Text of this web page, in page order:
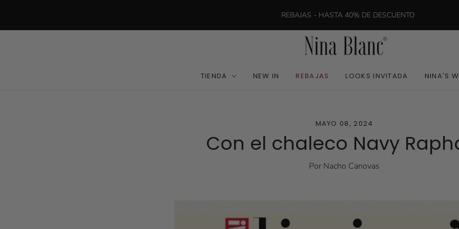
REBAJAS - HASTA 40% DE DESCUENTO
TIENDA NEW IN REBAJAS LOOKS INVITADA NINA'S
MAYO 08, 2024
Con el chaleco Navy
Por Nacho Canovas